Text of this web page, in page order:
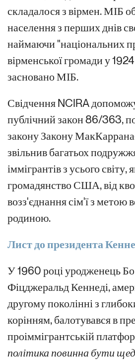
складалося з вірмен. МІБ
населення з перших днів
наймаючи "національних
вірменської громади у
засновано МІБ.
Свідчення NCIRA
публічний закон 86/363,
законуЗакону
звільнив багатьох
іммігрантів з усього світу,
громадянство США, від
возз'єднання сім'ї з метою
родиною.
Лист до президента
У 1960 році уродженець
Фіцджеральд Кеннеді,
другому поколінні з
корінням, балотувався в
проіммігрантській
політика повинна бути